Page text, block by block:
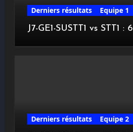
Derniers résultats Equipe 1
J7-GE1-SUSTT1 vs STT1 :
Derniers résultats Equipe 2